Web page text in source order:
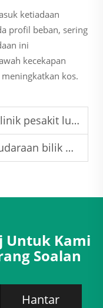
ketiadaan
profil beban, sering
ini
kecekapan
kos.
pesakit luar
dimatikan sepanjang malam?
Untuk Kami
Soalan
Hantar